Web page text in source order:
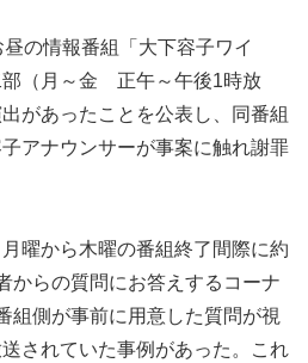
の情報番組「大下容子ワイ
部（月～金 正午～午後1時放
があったことを公表し、同番組
アナウンサーが事案に触れ謝罪
曜から木曜の番組終了間際に約
からの質問にお答えするコーナ
組側が事前に用意した質問が視
されていた事例があった。これ